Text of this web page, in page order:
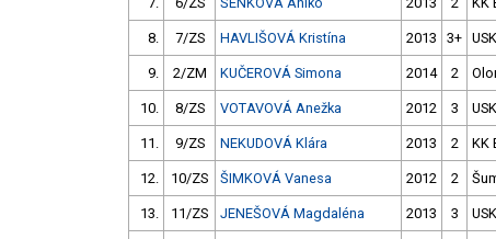
8. 7/ZS HAVLIŠOVÁ Kristína 2013 3+
9. 2/ZM KUČEROVÁ Simona 2014 2
10. 8/ZS VOTAVOVÁ Anežka 2012 3
11. 9/ZS NEKUDOVÁ Klára 2013 2 KK
12. 10/ZS ŠIMKOVÁ Vanesa 2012 2
13. 11/ZS JENEŠOVÁ Magdaléna 2013 3